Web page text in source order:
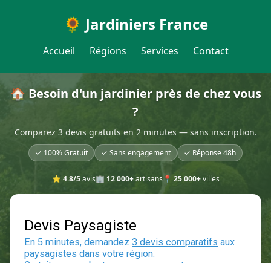
🌻 Jardiniers France
Accueil Régions Services Contact
🏠 Besoin d'un jardinier près de chez vous
?
Comparez 3 devis gratuits en 2 minutes — sans inscription.
✓ 100% Gratuit ✓ Sans engagement ✓ Réponse 48h
⭐ 4.8/5avis🏢 12 000+artisans📍 25 000+villes